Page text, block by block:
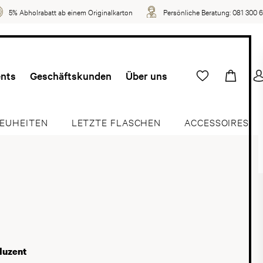
5% Abholrabatt ab einem Originalkarton Persönliche Beratung:081 300
Geschäftskunden Über uns
LETZTE FLASCHEN ACCESSOIRES